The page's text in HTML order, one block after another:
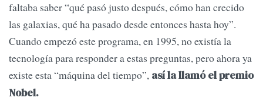
faltaba saber “qué pasó justo después, cómo han crecido
las galaxias, qué ha pasado desde entonces hasta hoy”.
Cuando empezó este programa, en 1995, no existía la
tecnología para responder a estas preguntas, pero ahora ya
existe esta “máquina del tiempo”, así la llamó el premio
Nobel.